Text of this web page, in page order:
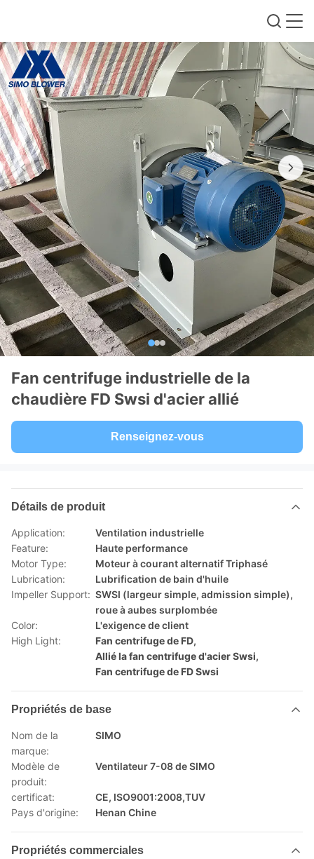
Fan centrifuge industrielle de la
chaudière FD Swsi d'acier allié
Renseignez-vous
Détails de produit
Application:
Ventilation industrielle
Feature:
Haute performance
Motor Type:
Moteur à courant alternatif Triphasé
Lubrication:
Lubrification de bain d'huile
Impeller Support: SWSI (largeur simple, admission simple),
roue à aubes surplombée
Color:
L'exigence de client
High Light:
Fan centrifuge de FD,
Allié la fan centrifuge d'acier Swsi,
Fan centrifuge de FD Swsi
Propriétés de base
Nom de la
marque:
SIMO
Modèle de
produit:
Ventilateur 7-08 de SIMO
certificat:
CE, ISO9001:2008,TUV
Pays d'origine:
Henan Chine
Propriétés commerciales